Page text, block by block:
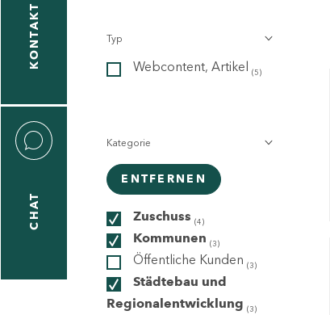
KONTAKT
CHAT
Typ
Webcontent, Artikel (5)
Kategorie
ENTFERNEN
Zuschuss (4)
Kommunen (3)
Öffentliche Kunden (3)
Städtebau und
Regionalentwicklung (3)